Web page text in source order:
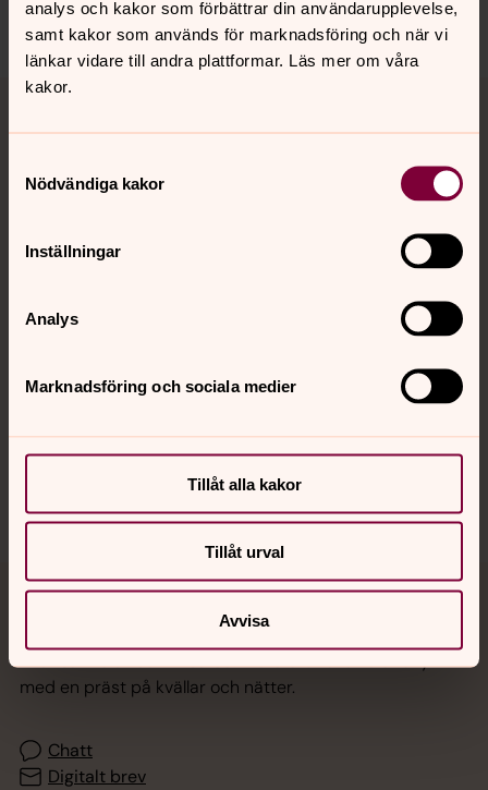
analys och kakor som förbättrar din användarupplevelse,
samt kakor som används för marknadsföring och när vi
länkar vidare till andra plattformar. Läs mer om våra
kakor.
Nödvändiga kakor
Inställningar
Analys
Marknadsföring och sociala medier
Tillåt alla kakor
Tillåt urval
Avvisa
Dela
Tillbaka till toppen
Tillbaka till innehållet
Kontakt
Sociala kanaler
Jourhavande präst
Akut samtals- och krisstöd. Prata eller chatta anonymt
med en präst på kvällar och nätter.
Chatt
Digitalt brev